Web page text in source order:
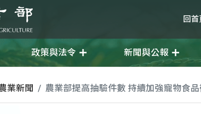
部 回首
政策與法令 新聞與公報
業新聞 農業部提高抽驗件數 持續加強寵物食